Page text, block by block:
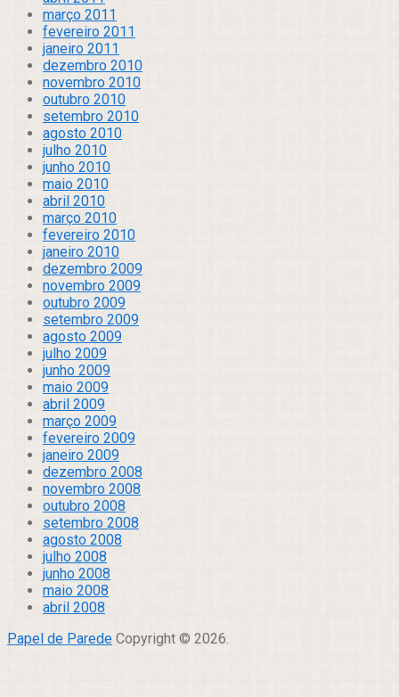
março 2011
fevereiro 2011
janeiro 2011
dezembro 2010
novembro 2010
outubro 2010
setembro 2010
agosto 2010
julho 2010
junho 2010
maio 2010
abril 2010
março 2010
fevereiro 2010
janeiro 2010
dezembro 2009
novembro 2009
outubro 2009
setembro 2009
agosto 2009
julho 2009
junho 2009
maio 2009
abril 2009
março 2009
fevereiro 2009
janeiro 2009
dezembro 2008
novembro 2008
outubro 2008
setembro 2008
agosto 2008
julho 2008
junho 2008
maio 2008
abril 2008
Papel de Parede Copyright © 2026.